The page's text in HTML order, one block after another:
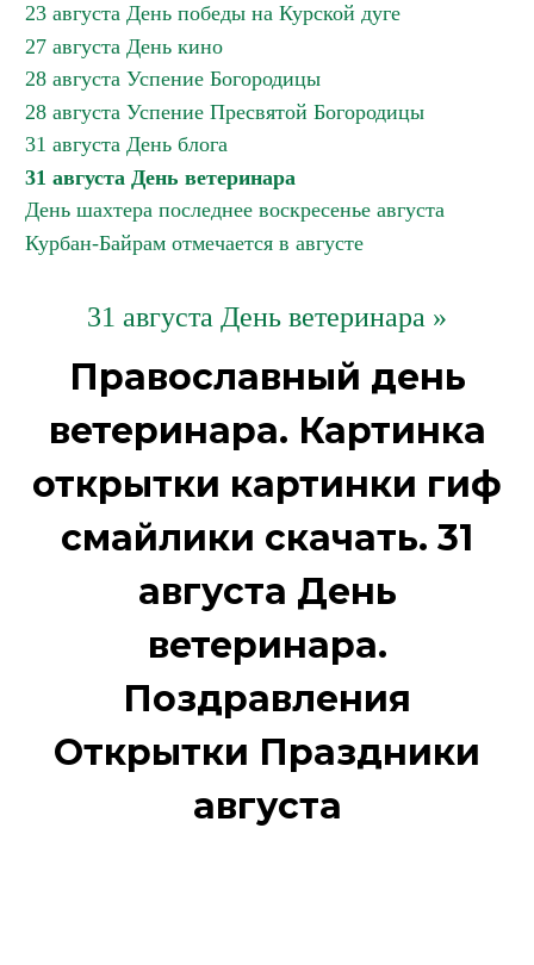
23 августа День победы на Курской дуге
27 августа День кино
28 августа Успение Богородицы
28 августа Успение Пресвятой Богородицы
31 августа День блога
31 августа День ветеринара
День шахтера последнее воскресенье августа
Курбан-Байрам отмечается в августе
31 августа День ветеринара »
Православный день
ветеринара. Картинка
открытки картинки гиф
смайлики скачать. 31
августа День
ветеринара.
Поздравления
Открытки Праздники
августа